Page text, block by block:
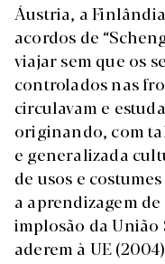
Áustria, a
acordos de
viajar sem que os
controlados nas
circulavam e
originando, com
e generalizada
de usos e
a aprendizagem
implosão da União
aderem à UE